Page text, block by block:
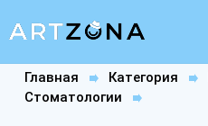
Главная Категория
Стоматологии